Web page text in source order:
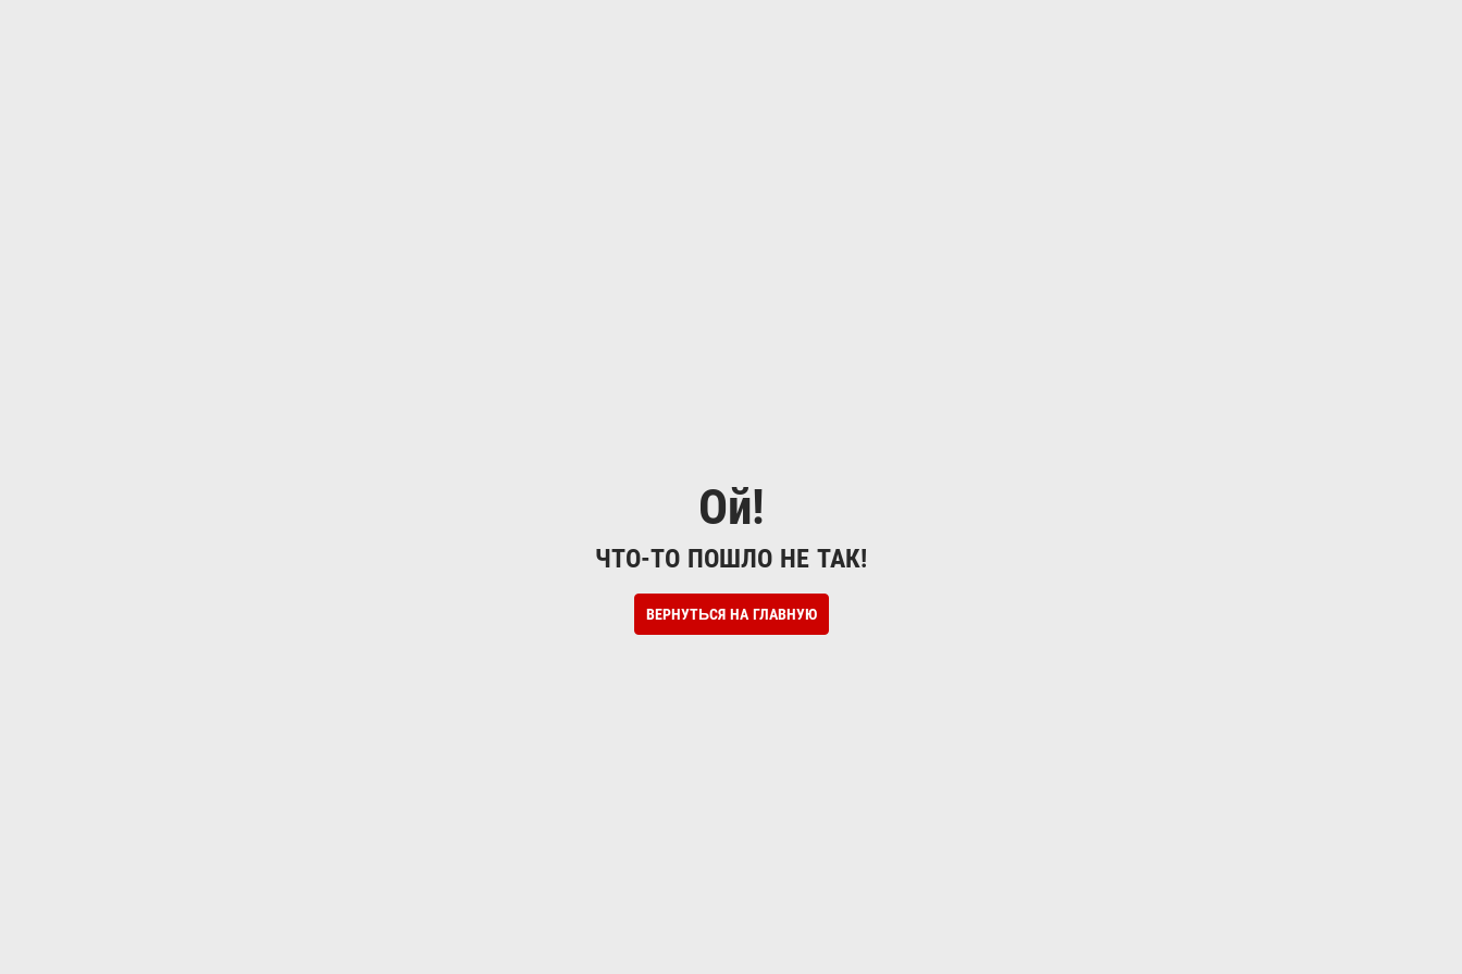
Ой!
ЧТО-ТО ПОШЛО НЕ ТАК!
ВЕРНУТЬСЯ НА ГЛАВНУЮ